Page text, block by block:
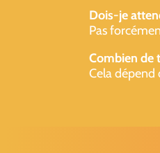
Dois-je
Pas
Combien de
Cela dépend